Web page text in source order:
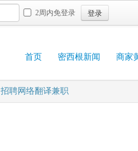
2周内免登录 登录
首页 密西根新闻 商家
招聘网络翻译兼职